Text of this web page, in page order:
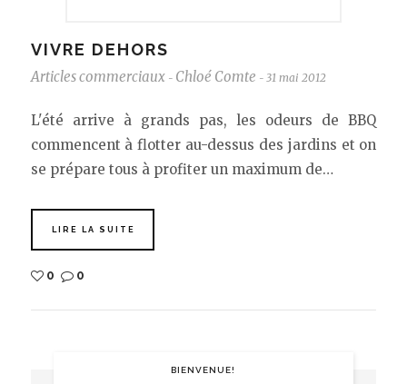
VIVRE DEHORS
Articles commerciaux - Chloé Comte - 31 mai 2012
L'été arrive à grands pas, les odeurs de BBQ
commencent à flotter au-dessus des jardins et on
se prépare tous à profiter un maximum de…
LIRE LA SUITE
0 0
BIENVENUE!